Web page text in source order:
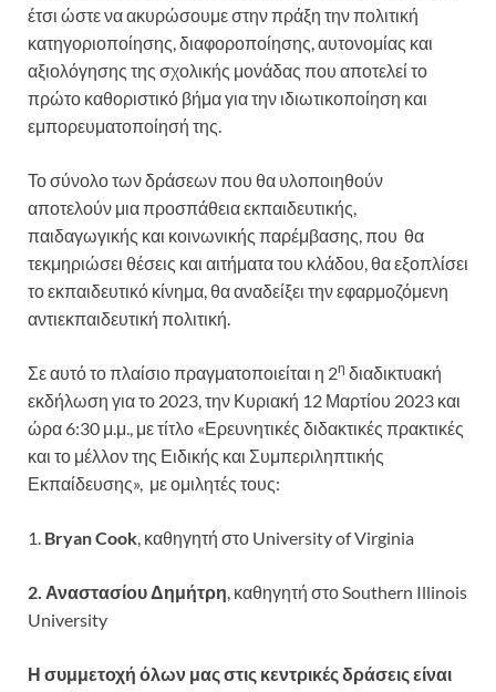
έτσι ώστε να ακυρώσουμε στην πράξη την πολιτική
κατηγοριοποίησης, διαφοροποίησης, αυτονομίας και
αξιολόγησης της σχολικής μονάδας που αποτελεί το
πρώτο καθοριστικό βήμα για την ιδιωτικοποίηση και
εμπορευματοποίησή της.
Το σύνολο των δράσεων που θα υλοποιηθούν
αποτελούν μια προσπάθεια εκπαιδευτικής,
παιδαγωγικής και κοινωνικής παρέμβασης, που θα
τεκμηριώσει θέσεις και αιτήματα του κλάδου, θα εξοπλίσει
το εκπαιδευτικό κίνημα, θα αναδείξει την εφαρμοζόμενη
αντιεκπαιδευτική πολιτική.
Σε αυτό το πλαίσιο πραγματοποιείται η 2η διαδικτυακή
εκδήλωση για το 2023, την Κυριακή 12 Μαρτίου 2023 και
ώρα 6:30 μ.μ., με τίτλο «Ερευνητικές διδακτικές πρακτικές
και το μέλλον της Ειδικής και Συμπεριληπτικής
Εκπαίδευσης», με ομιλητές τους:
1. Bryan Cook, καθηγητή στο University of Virginia
2. ΑναστασίουΔημήτρη, καθηγητή στο Southern Illinois
University
Η συμμετοχή όλων μας στις κεντρικές δράσεις είναι